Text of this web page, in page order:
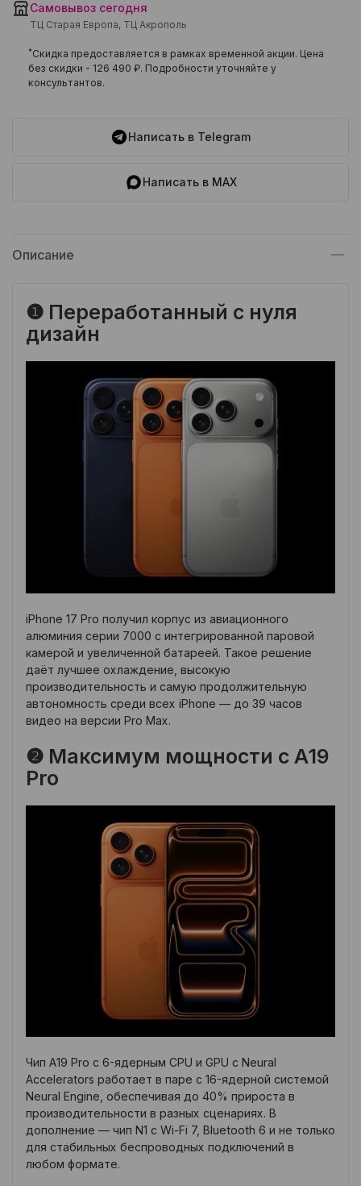
Самовывоз сегодня
ТЦ Старая Европа, ТЦ Акрополь
*Скидка предоставляется в рамках временной акции. Цена
без скидки - 126 490 ₽. Подробности уточняйте у
консультантов.
Написать в Telegram
Написать в MAX
Описание
❶ Переработанный с нуля
дизайн
iPhone 17 Pro получил корпус из авиационного
алюминия серии 7000 с интегрированной паровой
камерой и увеличенной батареей. Такое решение
даёт лучшее охлаждение, высокую
производительность и самую продолжительную
автономность среди всех iPhone — до 39 часов
видео на версии Pro Max.
❷ Максимум мощности с A19
Pro
Чип A19 Pro с 6-ядерным CPU и GPU с Neural
Accelerators работает в паре с 16-ядерной системой
Neural Engine, обеспечивая до 40% прироста в
производительности в разных сценариях. В
дополнение — чип N1 с Wi-Fi 7, Bluetooth 6 и не только
для стабильных беспроводных подключений в
любом формате.